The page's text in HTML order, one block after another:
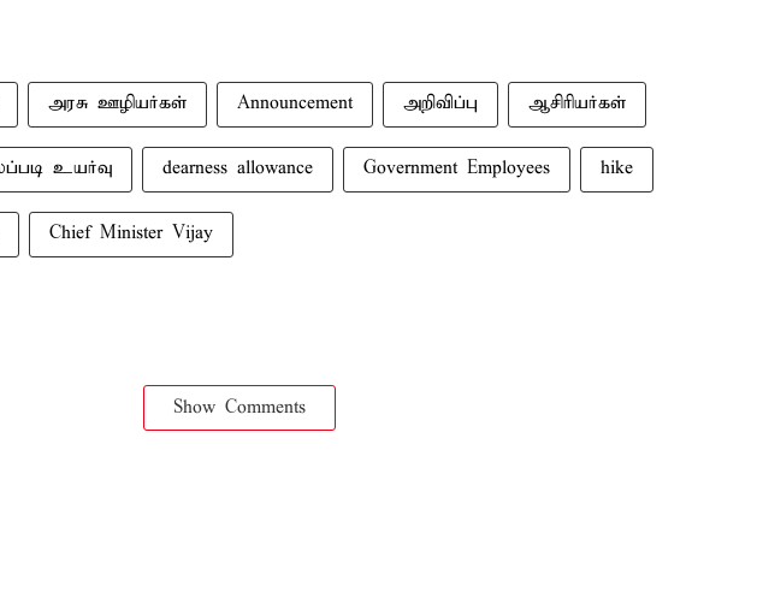
அரசு ஊழியர்கள் Announcement அறிவிப்பு ஆசிரியர்கள்
உயர்வு dearness allowance Government Employees hike
Chief Minister Vijay
Show Comments